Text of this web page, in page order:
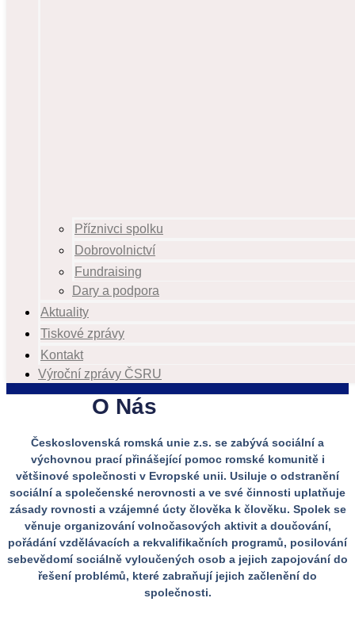
Příznivci spolku
Dobrovolnictví
Fundraising
Dary a podpora
Aktuality
Tiskové zprávy
Kontakt
Výroční zprávy ČSRU
O Nás​
Československá romská unie z.s. se zabývá sociální a
výchovnou prací přinášející pomoc romské komunitě i
většinové společnosti v Evropské unii. Usiluje o odstranění
sociální a společenské nerovnosti a ve své činnosti uplatňuje
zásady rovnosti a vzájemné úcty člověka k člověku. Spolek se
věnuje organizování volnočasových aktivit a doučování,
pořádání vzdělávacích a rekvalifikačních programů, posilování
sebevědomí sociálně vyloučených osob a jejich zapojování do
řešení problémů, které zabraňují jejich začlenění do
společnosti.